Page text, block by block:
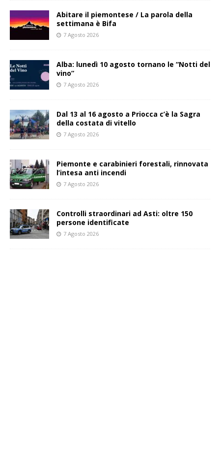
Abitare il piemontese / La parola della
settimana è Bifa
7 Agosto 2026
Alba: lunedì 10 agosto tornano le “Notti del
vino”
7 Agosto 2026
Dal 13 al 16 agosto a Priocca c’è la Sagra
della costata di vitello
7 Agosto 2026
Piemonte e carabinieri forestali, rinnovata
l’intesa anti incendi
7 Agosto 2026
Controlli straordinari ad Asti: oltre 150
persone identificate
7 Agosto 2026